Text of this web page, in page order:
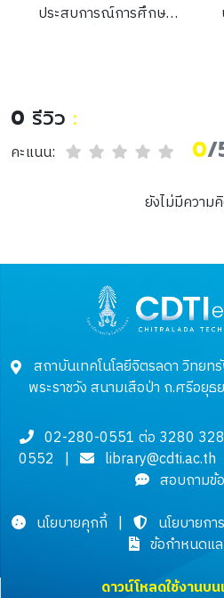
ประสบการณ์การศึกษา
0 รีวิว :
คะแนน: 0/
ยังไม่มีความ
สถาบันเทคโนโลยีจิตรลดา วิทย
พระราชวัง สนามเสือป่า ถ.ศรีอยุ
02-280-0551 ต่อ 3280
0552 | library@cdti.ac.th
สอบถามข้
นโยบายคุกกี้ | นโยบายก
ข้อกำหนดแล
ดาวน์โหลดใช้งานบ